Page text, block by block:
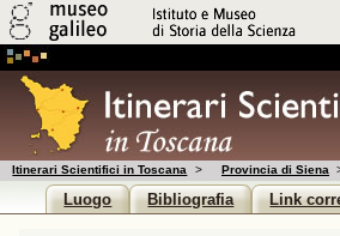
Itinerari Scientifici in Toscana > Provincia di Siena
Luogo Bibliografia Link